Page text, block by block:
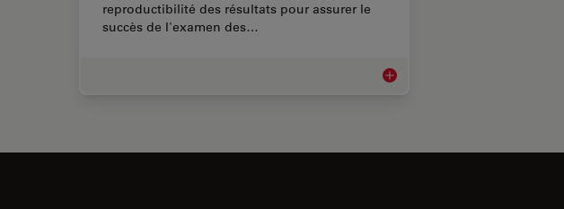
reproductibilité des résultats pour assurer le
succès de l'examen des…
Microscopes pour la médecine légale